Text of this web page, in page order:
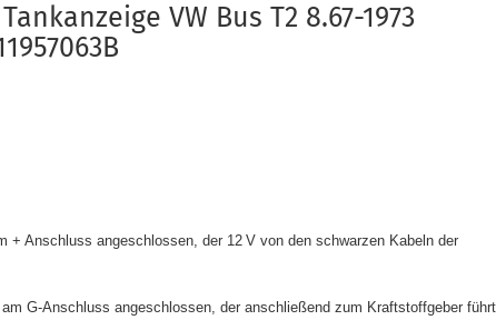
VW Bus T2 8.67-1973
+ Anschluss angeschlossen, der 12 V von den schwarzen Kabeln der
G-Anschluss angeschlossen, der anschließend zum Kraftstoffgeber führt